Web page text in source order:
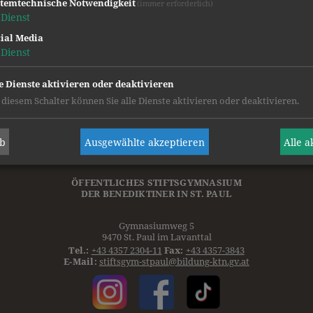
Prüfungen in den vergangenen Jahren
ÖFFENTLICHES STIFTSGYMNASIUM
DER BENEDIKTINERIN ST. PAUL
Gymnasiumweg 5
9470 St. Paul im Lavanttal
Tel.: +43 4357 2304-11 Fax: +43 4357-3843
E-Mail: stiftsgym-stpaul@bildung-ktn.gv.at
Notwendigkeit (immer erforderlich)
Dienst
Media
Dienst
Dienste aktivieren oder deaktivieren
Schalter können Sie alle Dienste aktivieren oder deaktivieren.
Ausgewählte akzeptieren Alle